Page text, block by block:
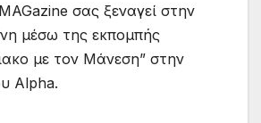
σας ξεναγεί στην
μέσω της εκπομπής
με τον Μάνεση” στην
Alpha.